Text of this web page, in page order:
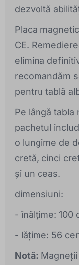
dezvoltă
Placa
CE.
elimina
recomandăm
pentru tablă
Pe lângă tabla
pachetul
o lungime de
cretă, cinci
și un ceas.
dimensiuni:
- înălțime: 100
- lățime: 56
Notă: